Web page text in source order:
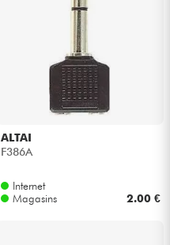
ALTAI
F386A
Internet
Magasins
2.00 €